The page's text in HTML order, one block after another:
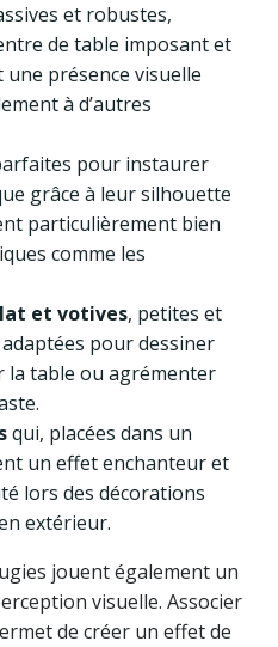
et robustes,
de table imposant et
présence visuelle
à d’autres
pour instaurer
grâce à leur silhouette
particulièrement bien
comme les
et votives, petites et
pour dessiner
la table ou agrémenter
qui, placées dans un
un effet enchanteur et
lors des décorations
extérieur.
jouent également un
visuelle. Associer
de créer un effet de